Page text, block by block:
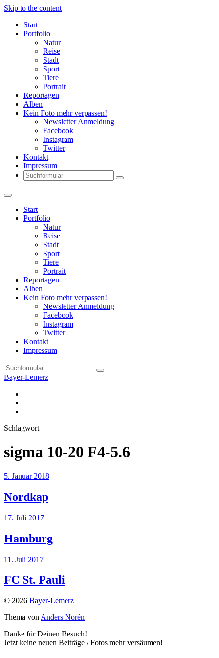
Skip to the content
Start
Portfolio
Natur
Reise
Stadt
Sport
Tiere
Portrait
Reportagen
Alben
Kein Foto mehr verpassen!
Newsletter Anmeldung
Facebook
Instagram
Twitter
Kontakt
Impressum
Search
Start
Portfolio
Natur
Reise
Stadt
Sport
Tiere
Portrait
Reportagen
Alben
Kein Foto mehr verpassen!
Newsletter Anmeldung
Facebook
Instagram
Twitter
Kontakt
Impressum
Search
Bayer-Lemerz
Schlagwort
sigma 10-20 F4-5.6
5. Januar 2018
Nordkap
17. Juli 2017
Hamburg
11. Juli 2017
FC St. Pauli
© 2026 Bayer-Lemerz
Thema von Anders Norén
Danke für Deinen Besuch!
Jetzt keine neuen Beiträge / Fotos mehr versäumen!